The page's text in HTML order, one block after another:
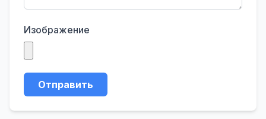
Изображение
Отправить